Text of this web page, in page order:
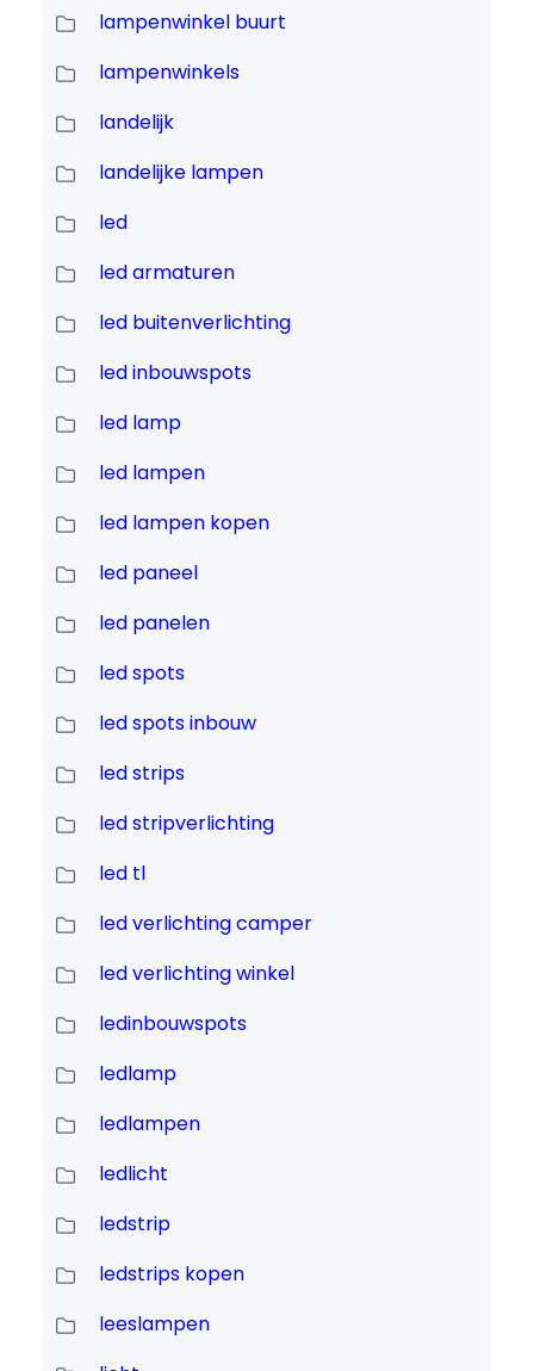
lampenwinkel buurt
lampenwinkels
landelijk
landelijke lampen
led
led armaturen
led buitenverlichting
led inbouwspots
led lamp
led lampen
led lampen kopen
led paneel
led panelen
led spots
led spots inbouw
led strips
led stripverlichting
led tl
led verlichting camper
led verlichting winkel
ledinbouwspots
ledlamp
ledlampen
ledlicht
ledstrip
ledstrips kopen
leeslampen